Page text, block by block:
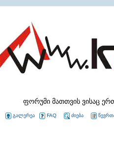
ფორუმი მათთვის ვისაც
გალერეა FAQ ძიება